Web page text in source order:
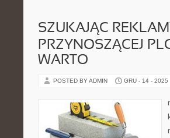
SZUKAJĄC
PRZYNOSZĄCEJ
WARTO
POSTED BY ADMIN GRU - 14 - 2025